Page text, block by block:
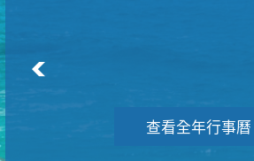
查看全年行事曆